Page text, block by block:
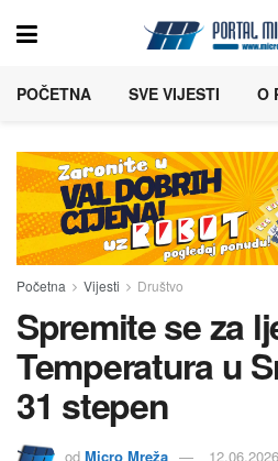
POČETNA SVE VIJESTI O
Početna Vijesti Društvo
Spremite se za
Temperatura u
31 stepen
od Micro Mreža